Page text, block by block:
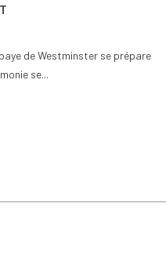
de Westminster se prépare
se...